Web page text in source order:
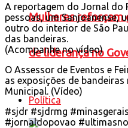
Mulheres reforçam
de liderança no
Política
A reportagem do Jornal do
pessoas, um Sanjoanense,
outro do interior de São
das bandeiras.
(Acompanhe no vídeo)
O Assessor de Eventos e
as exposições de
Municipal. (Vídeo)
#sjdr #sjdrmg
#jornaldopovao